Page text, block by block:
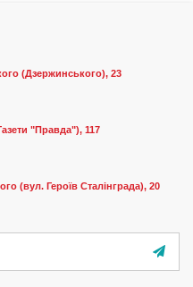
(Дзержинського), 23
"Правда"), 117
(вул. Героїв Сталінграда), 20